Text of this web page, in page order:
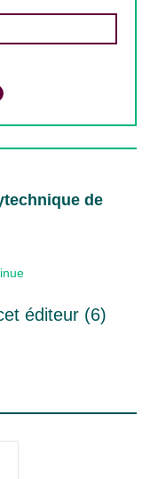
de
éditeur (6)